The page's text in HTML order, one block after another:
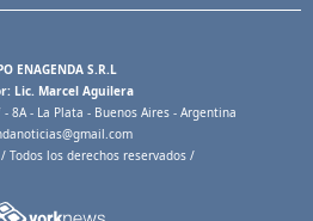
ENAGENDA S.R.L
Lic. Marcel Aguilera
8A - La Plata - Buenos Aires - Argentina
Todos los derechos reservados /